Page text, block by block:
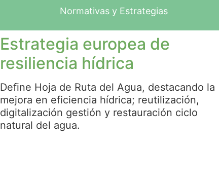
Normativas y Estrategias
Estrategia europea de
resiliencia hídrica
Define Hoja de Ruta del Agua, destacando la
mejora en eficiencia hídrica; reutilización,
digitalización gestión y restauración ciclo
natural del agua.